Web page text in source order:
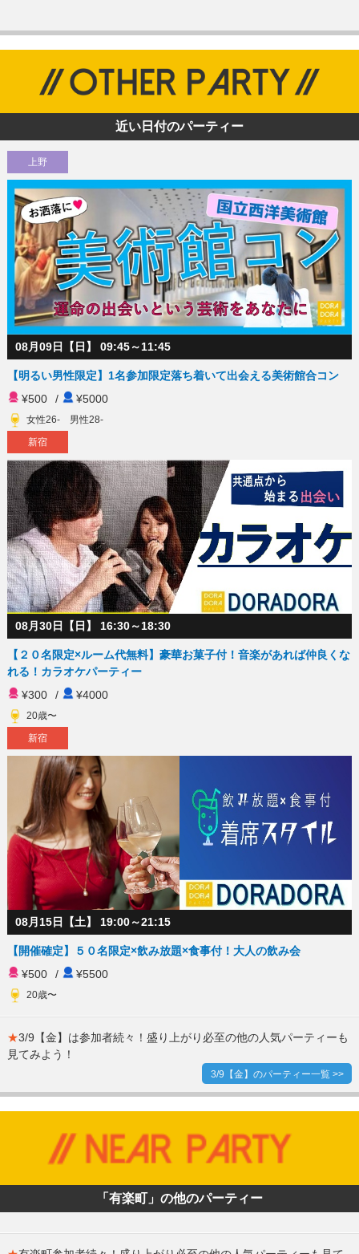
近い日付のパーティー
上野
08月09日【日】 09:45～11:45
【明るい男性限定】1名参加限定落ち着いて出会える美術館合コン
¥500
/ ¥5000
女性26- 男性28-
新宿
08月30日【日】 16:30～18:30
【２０名限定×ルーム代無料】豪華お菓子付！音楽があれば仲良くな
れる！カラオケパーティー
¥300
/ ¥4000
20歳〜
新宿
08月15日【土】 19:00～21:15
【開催確定】５０名限定×飲み放題×食事付！大人の飲み会
¥500
/ ¥5500
20歳〜
★3/9【金】は参加者続々！盛り上がり必至の他の人気パーティーも
見てみよう！
3/9【金】のパーティー一覧 >>
「有楽町」の他のパーティー